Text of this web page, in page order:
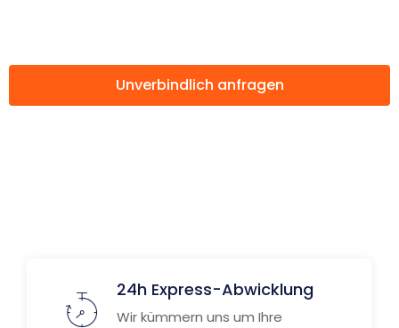
Unverbindlich anfragen
24h Express-Abwicklung
Wir kümmern uns um Ihre